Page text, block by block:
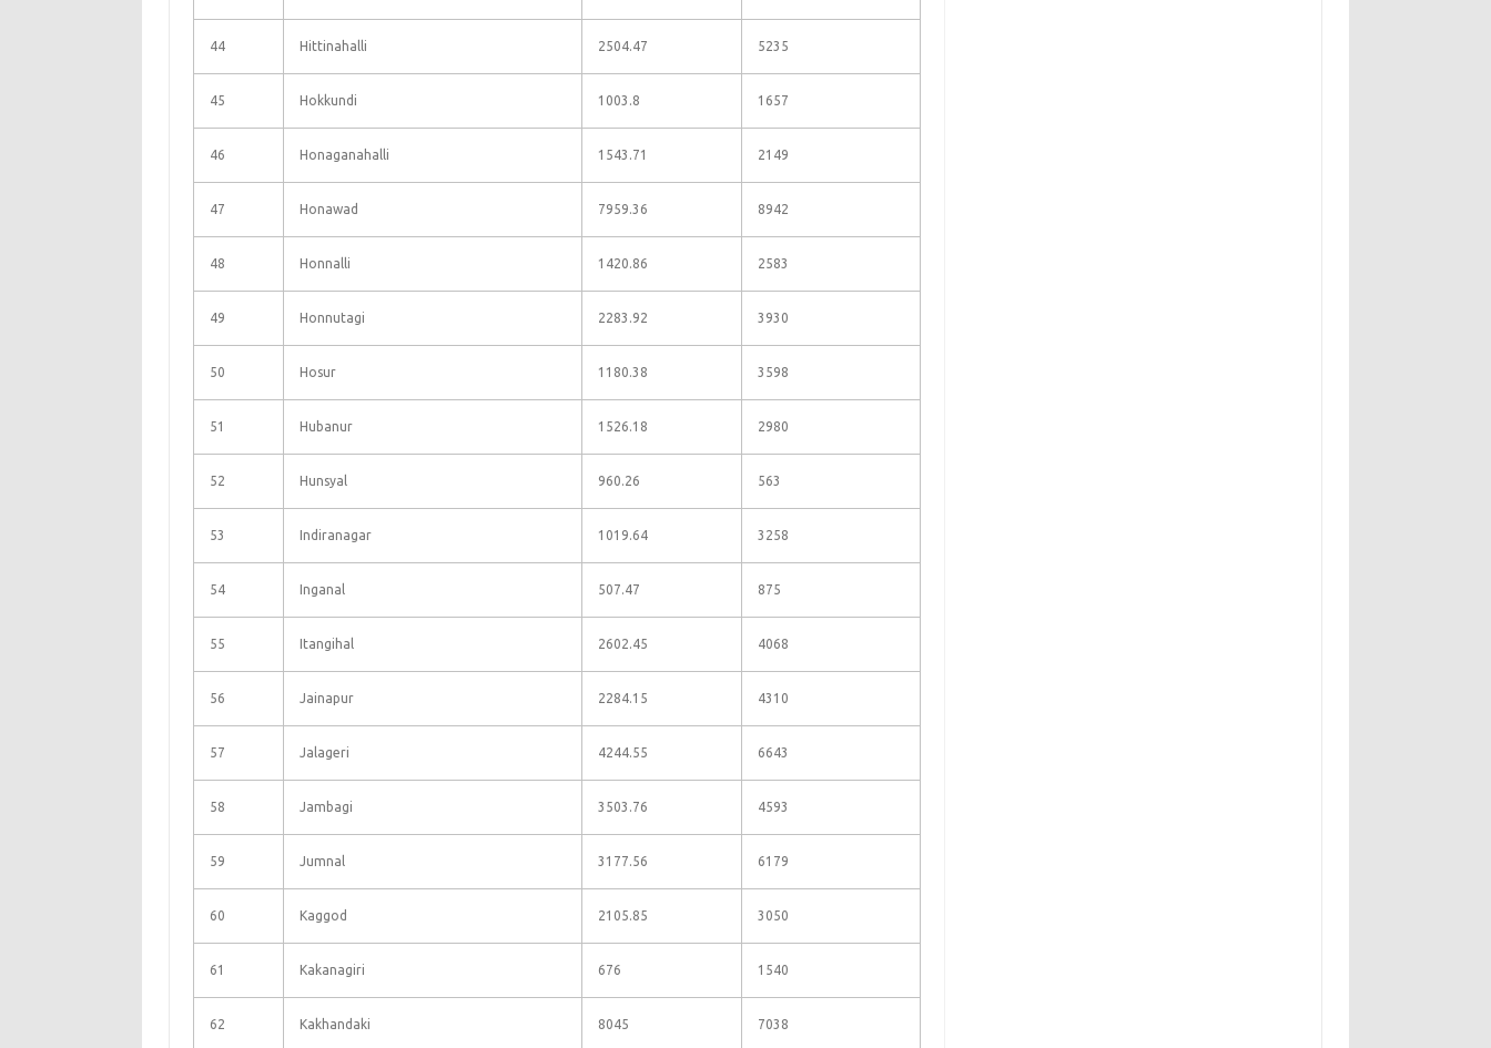
44 Hittinahalli 2504.47 5235
45 Hokkundi 1003.8 1657
46 Honaganahalli 1543.71 2149
47 Honawad 7959.36 8942
48 Honnalli 1420.86 2583
49 Honnutagi 2283.92 3930
50 Hosur 1180.38 3598
51 Hubanur 1526.18 2980
52 Hunsyal 960.26 563
53 Indiranagar 1019.64 3258
54 Inganal 507.47 875
55 Itangihal 2602.45 4068
56 Jainapur 2284.15 4310
57 Jalageri 4244.55 6643
58 Jambagi 3503.76 4593
59 Jumnal 3177.56 6179
60 Kaggod 2105.85 3050
61 Kakanagiri 676 1540
62 Kakhandaki 8045 7038